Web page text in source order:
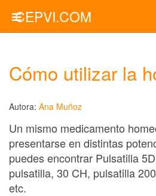
CEPVI.COM
Cómo utilizar la
Autora: Ana Muñoz
Un mismo medicamento
presentarse en distintas
puedes encontrar Pulsatilla
pulsatilla, 30 CH, pulsatilla
etc.